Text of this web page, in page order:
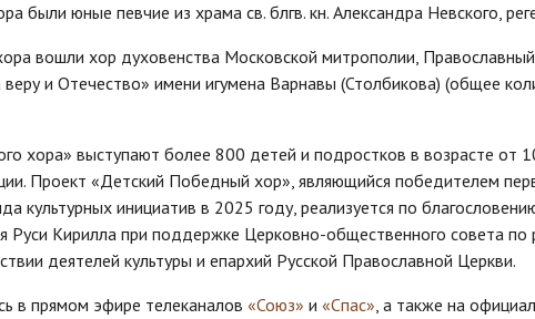
были юные певчие из храма св. блгв. кн. Александра Невского,
вошли хор духовенства Московской митрополии,
и Отечество» имени игумена Варнавы (Столбикова) (общее
хора» выступают более 800 детей и подростков в возрасте от
Проект «Детский Победный хор», являющийся победителем
культурных инициатив в 2025 году, реализуется по
Руси Кирилла при поддержке Церковно-общественного совета по
деятелей культуры и епархий Русской Православной Церкви.
в прямом эфире телеканалов «Союз» и «Спас», а также на